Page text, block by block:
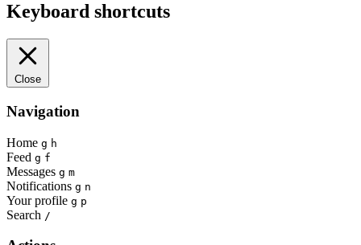
Keyboard shortcuts
Close
Navigation
Home g h
Feed g f
Messages g m
Notifications g n
Your profile g p
Search /